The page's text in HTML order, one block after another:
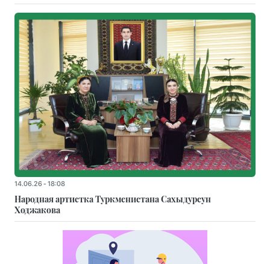
14.06.26 - 18:08
Народная артистка Туркменистана Сахыдурсун
Ходжакова